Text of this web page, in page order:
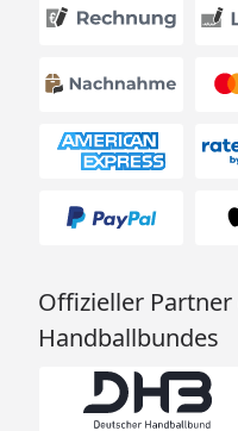
Offizieller
Handballbundes